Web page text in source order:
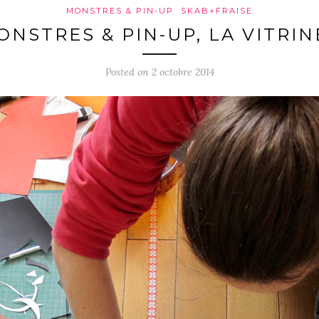
MONSTRES & PIN-UP SKAB+FRAISE
& PIN-UP, LA
Posted on 2 octobre 2014